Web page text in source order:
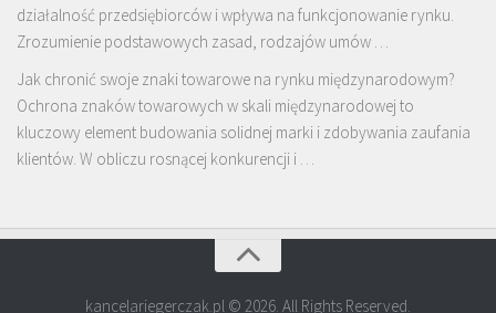
działalność przedsiębiorców i wpływa na funkcjonowanie rynku.
Zrozumienie podstawowych zasad, rodzajów umów …
Jak chronić swoje znaki towarowe na rynku międzynarodowym?
Ochrona znaków towarowych w skali międzynarodowej to
kluczowy element budowania solidnej marki i zdobywania zaufania
klientów. W obliczu rosnącej konkurencji i …
kancelariegerczak.pl © 2026. All Rights Reserved.